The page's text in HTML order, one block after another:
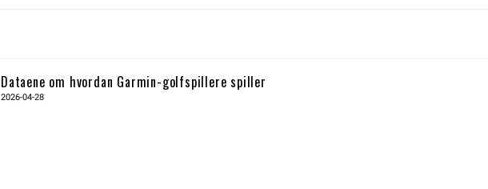
Dataene om hvordan Garmin-golfspillere spiller
2026-04-28